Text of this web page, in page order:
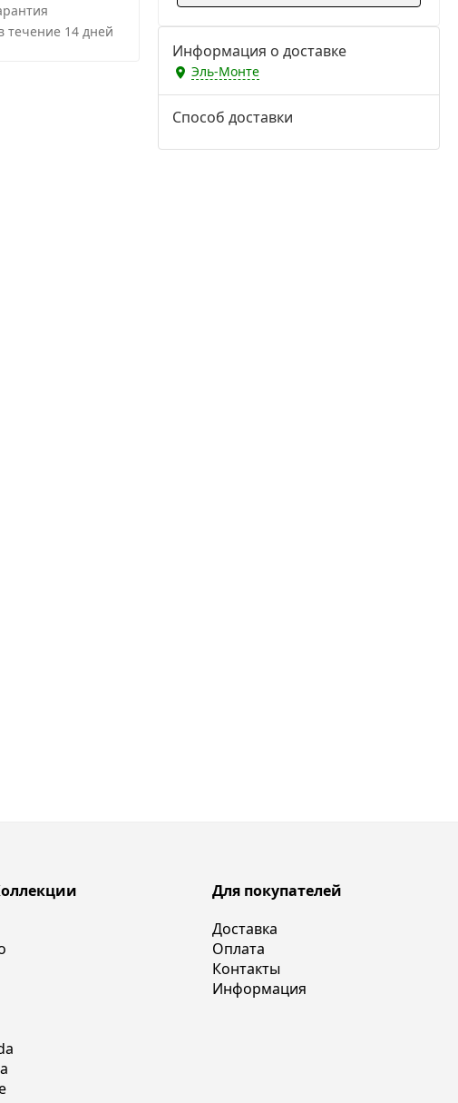
течение 14 дней
Информация о доставке
Эль-Монте
Способ доставки
Для покупателей
Доставка
Оплата
Контакты
Информация